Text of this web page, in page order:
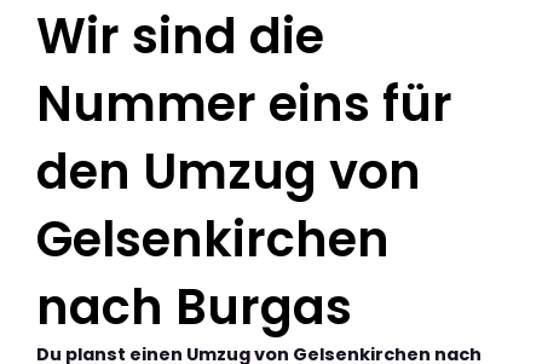
Wir sind die
Nummer eins für
den Umzug von
Gelsenkirchen
nach Burgas
Du planst einen Umzug von Gelsenkirchen nach